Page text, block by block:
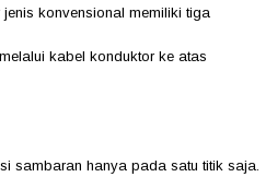
konvensional memiliki tiga
kabel konduktor ke atas
sambaran hanya pada satu titik saja.